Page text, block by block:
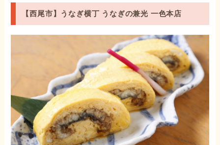
【西尾市】うなぎ横丁 うなぎの兼光 一色本店